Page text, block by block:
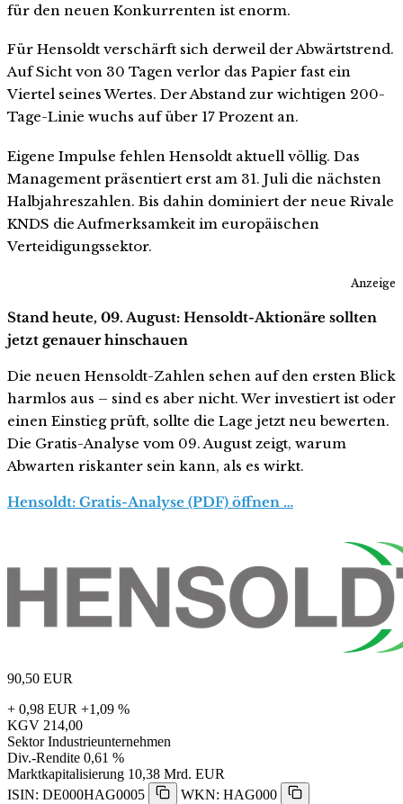
für den neuen Konkurrenten ist enorm.
Für Hensoldt verschärft sich derweil der Abwärtstrend.
Auf Sicht von 30 Tagen verlor das Papier fast ein
Viertel seines Wertes. Der Abstand zur wichtigen 200-
Tage-Linie wuchs auf über 17 Prozent an.
Eigene Impulse fehlen Hensoldt aktuell völlig. Das
Management präsentiert erst am 31. Juli die nächsten
Halbjahreszahlen. Bis dahin dominiert der neue Rivale
KNDS die Aufmerksamkeit im europäischen
Verteidigungssektor.
Anzeige
Stand heute, 09. August: Hensoldt-Aktionäre sollten
jetzt genauer hinschauen
Die neuen Hensoldt-Zahlen sehen auf den ersten Blick
harmlos aus – sind es aber nicht. Wer investiert ist oder
einen Einstieg prüft, sollte die Lage jetzt neu bewerten.
Die Gratis-Analyse vom 09. August zeigt, warum
Abwarten riskanter sein kann, als es wirkt.
Hensoldt: Gratis-Analyse (PDF) öffnen …
90,50 EUR
+ 0,98 EUR +1,09 %
KGV 214,00
Sektor Industrieunternehmen
Div.-Rendite 0,61 %
Marktkapitalisierung 10,38 Mrd. EUR
ISIN: DE000HAG0005
WKN: HAG000